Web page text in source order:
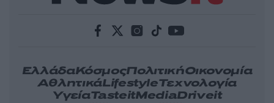
ΕλλάδαΚόσμοςΠολιτικήΟικονομία
ΑθλητικάLifestyleΤεχνολογία
ΥγείαTasteitMediaDriveit